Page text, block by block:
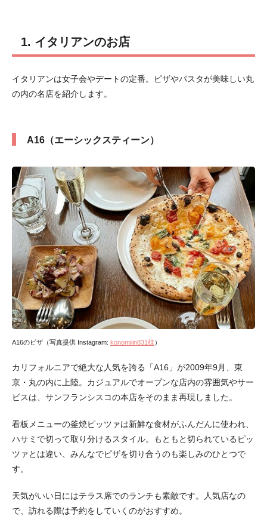
1. イタリアンのお店
イタリアンは女子会やデートの定番。ピザやパスタが美味しい丸
の内の名店を紹介します。
A16（エーシックスティーン）
A16のピザ（写真提供 Instagram: konomiiin831様 ）
カリフォルニアで絶大な人気を誇る「A16」が2009年9月、東
京・丸の内に上陸。カジュアルでオープンな店内の雰囲気やサー
ビスは、サンフランシスコの本店をそのまま再現しました。
看板メニューの釜焼ピッツァは新鮮な食材がふんだんに使われ、
ハサミで切って取り分けるスタイル。もともと切られているピッ
ツァとは違い、みんなでピザを切り合うのも楽しみのひとつで
す。
天気がいい日にはテラス席でのランチも素敵です。人気店なの
で、訪れる際は予約をしていくのがおすすめ。